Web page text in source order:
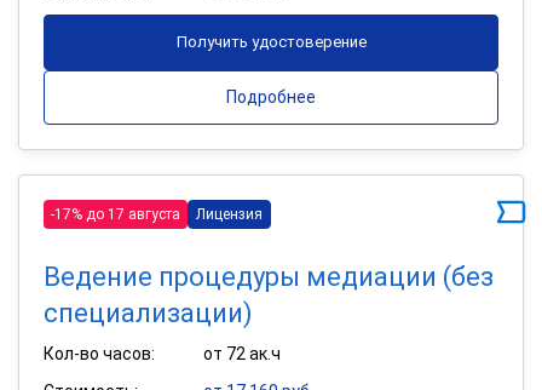
Получить удостоверение
Подробнее
-17% до 17 августа Лицензия
Ведение процедуры медиации (без
специализации)
Кол-во часов:
от 72 ак.ч